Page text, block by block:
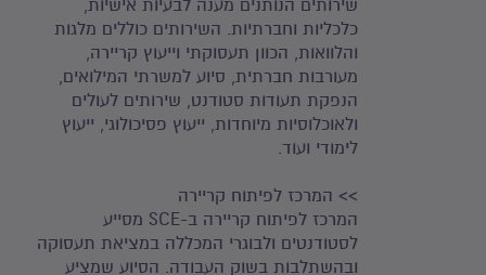
שירותים הנותנים מענה לבעיות אישיות,
כלכליות וחברתיות. השירותים כוללים מלגות
והלוואות, הכוון תעסוקתי וייעוץ קריירה,
מעורבות חברתית, סיוע למשרתי המילואים,
הנפקת תעודות סטודנט, שירותים לעולים
ולאוכלוסיות מיוחדות, ייעוץ פסיכולוגי, ייעוץ
לימודי ועוד.
>> המרכז לפיתוח קריירה
המרכז לפיתוח קריירה ב-SCE מסייע
לסטודנטים ולבוגרי המכללה במציאת תעסוקה
ובהשתלבות בשוק העבודה. הסיוע שמציע